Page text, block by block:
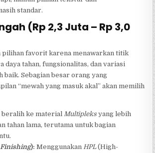
standar.
(Rp 2,3 Juta – Rp 3,0
pilihan favorit karena menawarkan titik
daya tahan, fungsionalitas, dan variasi
baik. Sebagian besar orang yang
“mewah yang masuk akal” akan memilih
beralih ke material Multipleks yang lebih
tahan lama, terutama untuk bagian
Finishing): Menggunakan HPL(High-